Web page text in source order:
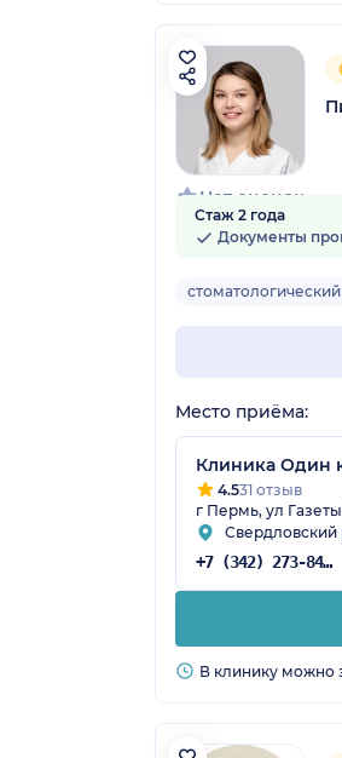
Нет оценок
Стаж 2 года
Документы
Место приёма:
Клиника Один
4.531 отзыв
г Пермь, ул
Свердловский
+7 (342) 273-84-79
В клинику можно